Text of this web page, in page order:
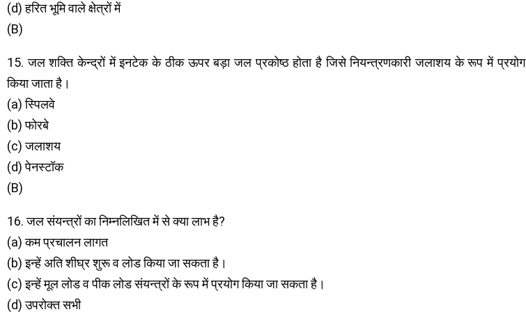
(d) हरित भूमि वाले क्षेत्रों में
(B)
15. जल शक्ति केन्द्रों में इनटेक के ठीक ऊपर बड़ा जल प्रकोष्ठ होता है जिसे नियन्त्रणकारी जलाशय के रूप में प्रयोग
किया जाता है।
(a) स्पिलवे
(b) फोरबे
(c) जलाशय
(d) पेनस्टॉक
(B)
16. जल संयन्त्रों का निम्नलिखित में से क्या लाभ है?
(a) कम प्रचालन लागत
(b) इन्हें अति शीघ्र शुरू व लोड किया जा सकता है।
(c) इन्हें मूल लोड व पीक लोड संयन्त्रों के रूप में प्रयोग किया जा सकता है।
(d) उपरोक्त सभी